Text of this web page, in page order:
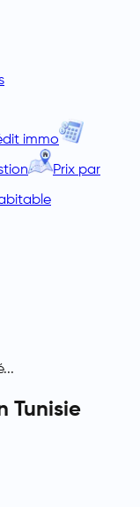
immo
Prix par
Tunisie